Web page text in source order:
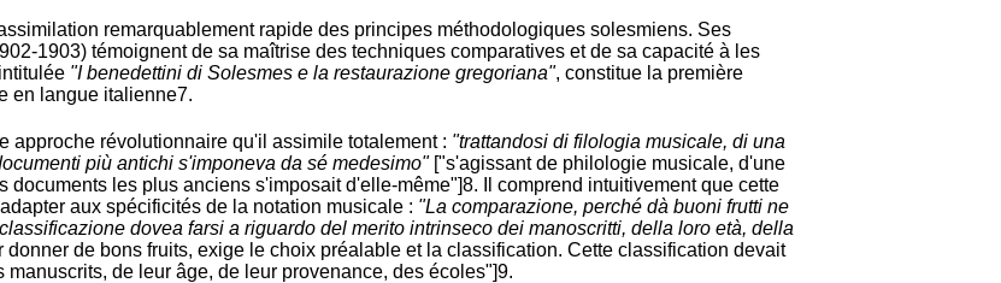
remarquablement rapide des principes méthodologiques solesmiens. Ses
1903) témoignent de sa maîtrise des techniques comparatives et de sa capacité à les
"I benedettini di Solesmes e la restaurazione gregoriana", constitue la première
en langue italienne7.
approche révolutionnaire qu'il assimile totalement : "trattandosi di filologia musicale, di una
più antichi s'imponeva da sé medesimo"["s'agissant de philologie musicale, d'une
documents les plus anciens s'imposait d'elle-même"]8. Il comprend intuitivement que cette
aux spécificités de la notation musicale : "La comparazione, perché dà buoni frutti ne
dovea farsi a riguardo del merito intrinseco dei manoscritti, della loro età, della
de bons fruits, exige le choix préalable et la classification. Cette classification devait
de leur âge, de leur provenance, des écoles"]9.